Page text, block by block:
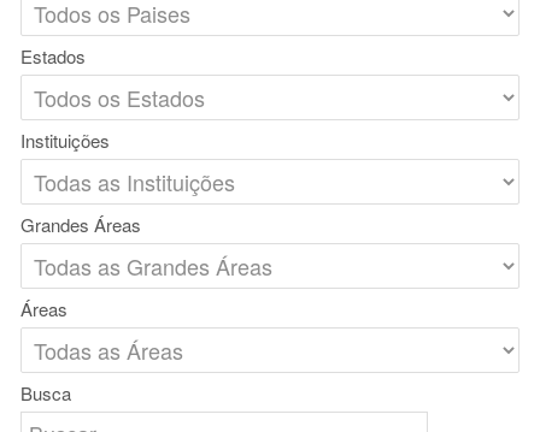
Estados
Instituições
Grandes Áreas
Áreas
Busca